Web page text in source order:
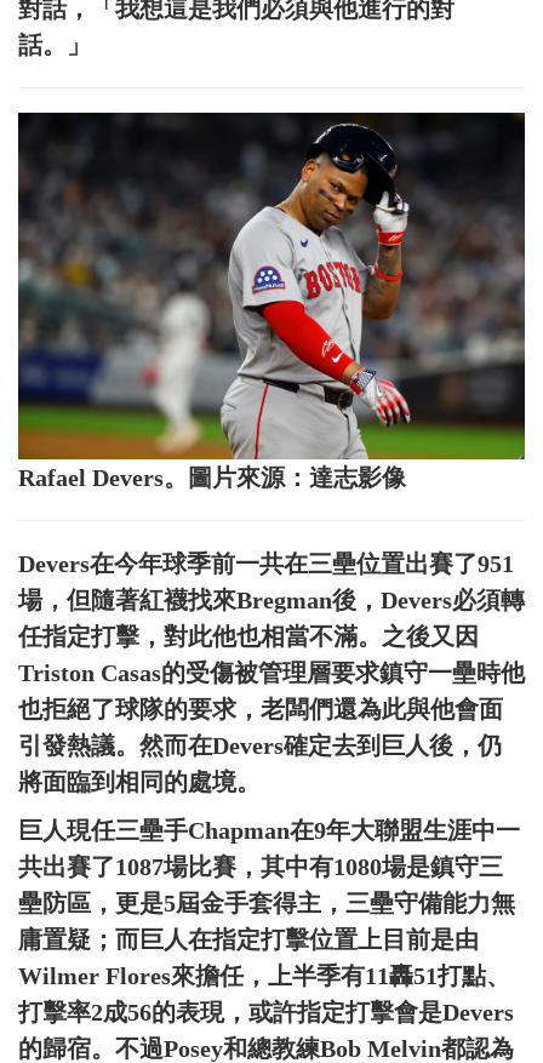
對話，「我想這是我們必須與他進行的對
話。」
Rafael Devers。圖片來源：達志影像
Devers在今年球季前一共在三壘位置出賽了951
場，但隨著紅襪找來Bregman後，Devers必須轉
任指定打擊，對此他也相當不滿。之後又因
Triston Casas的受傷被管理層要求鎮守一壘時他
也拒絕了球隊的要求，老闆們還為此與他會面
引發熱議。然而在Devers確定去到巨人後，仍
將面臨到相同的處境。
巨人現任三壘手Chapman在9年大聯盟生涯中一
共出賽了1087場比賽，其中有1080場是鎮守三
壘防區，更是5屆金手套得主，三壘守備能力無
庸置疑；而巨人在指定打擊位置上目前是由
Wilmer Flores來擔任，上半季有11轟51打點、
打擊率2成56的表現，或許指定打擊會是Devers
的歸宿。不過Posey和總教練Bob Melvin都認為